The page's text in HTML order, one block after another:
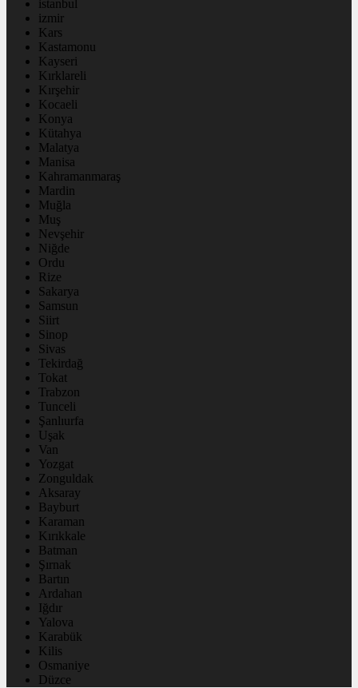
istanbul
izmir
Kars
Kastamonu
Kayseri
Kırklareli
Kırşehir
Kocaeli
Konya
Kütahya
Malatya
Manisa
Kahramanmaraş
Mardin
Muğla
Muş
Nevşehir
Niğde
Ordu
Rize
Sakarya
Samsun
Siirt
Sinop
Sivas
Tekirdağ
Tokat
Trabzon
Tunceli
Şanlıurfa
Uşak
Van
Yozgat
Zonguldak
Aksaray
Bayburt
Karaman
Kırıkkale
Batman
Şırnak
Bartın
Ardahan
Iğdır
Yalova
Karabük
Kilis
Osmaniye
Düzce